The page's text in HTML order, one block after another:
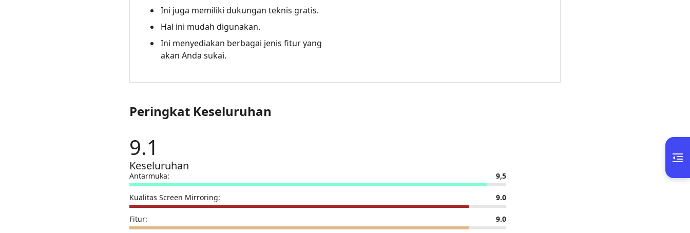
Ini juga memiliki dukungan teknis gratis.
Hal ini mudah digunakan.
Ini menyediakan berbagai jenis fitur yang
akan Anda sukai.
Peringkat Keseluruhan
9.1
Keseluruhan
Antarmuka: 9,5
Kualitas Screen Mirroring: 9.0
Fitur: 9.0